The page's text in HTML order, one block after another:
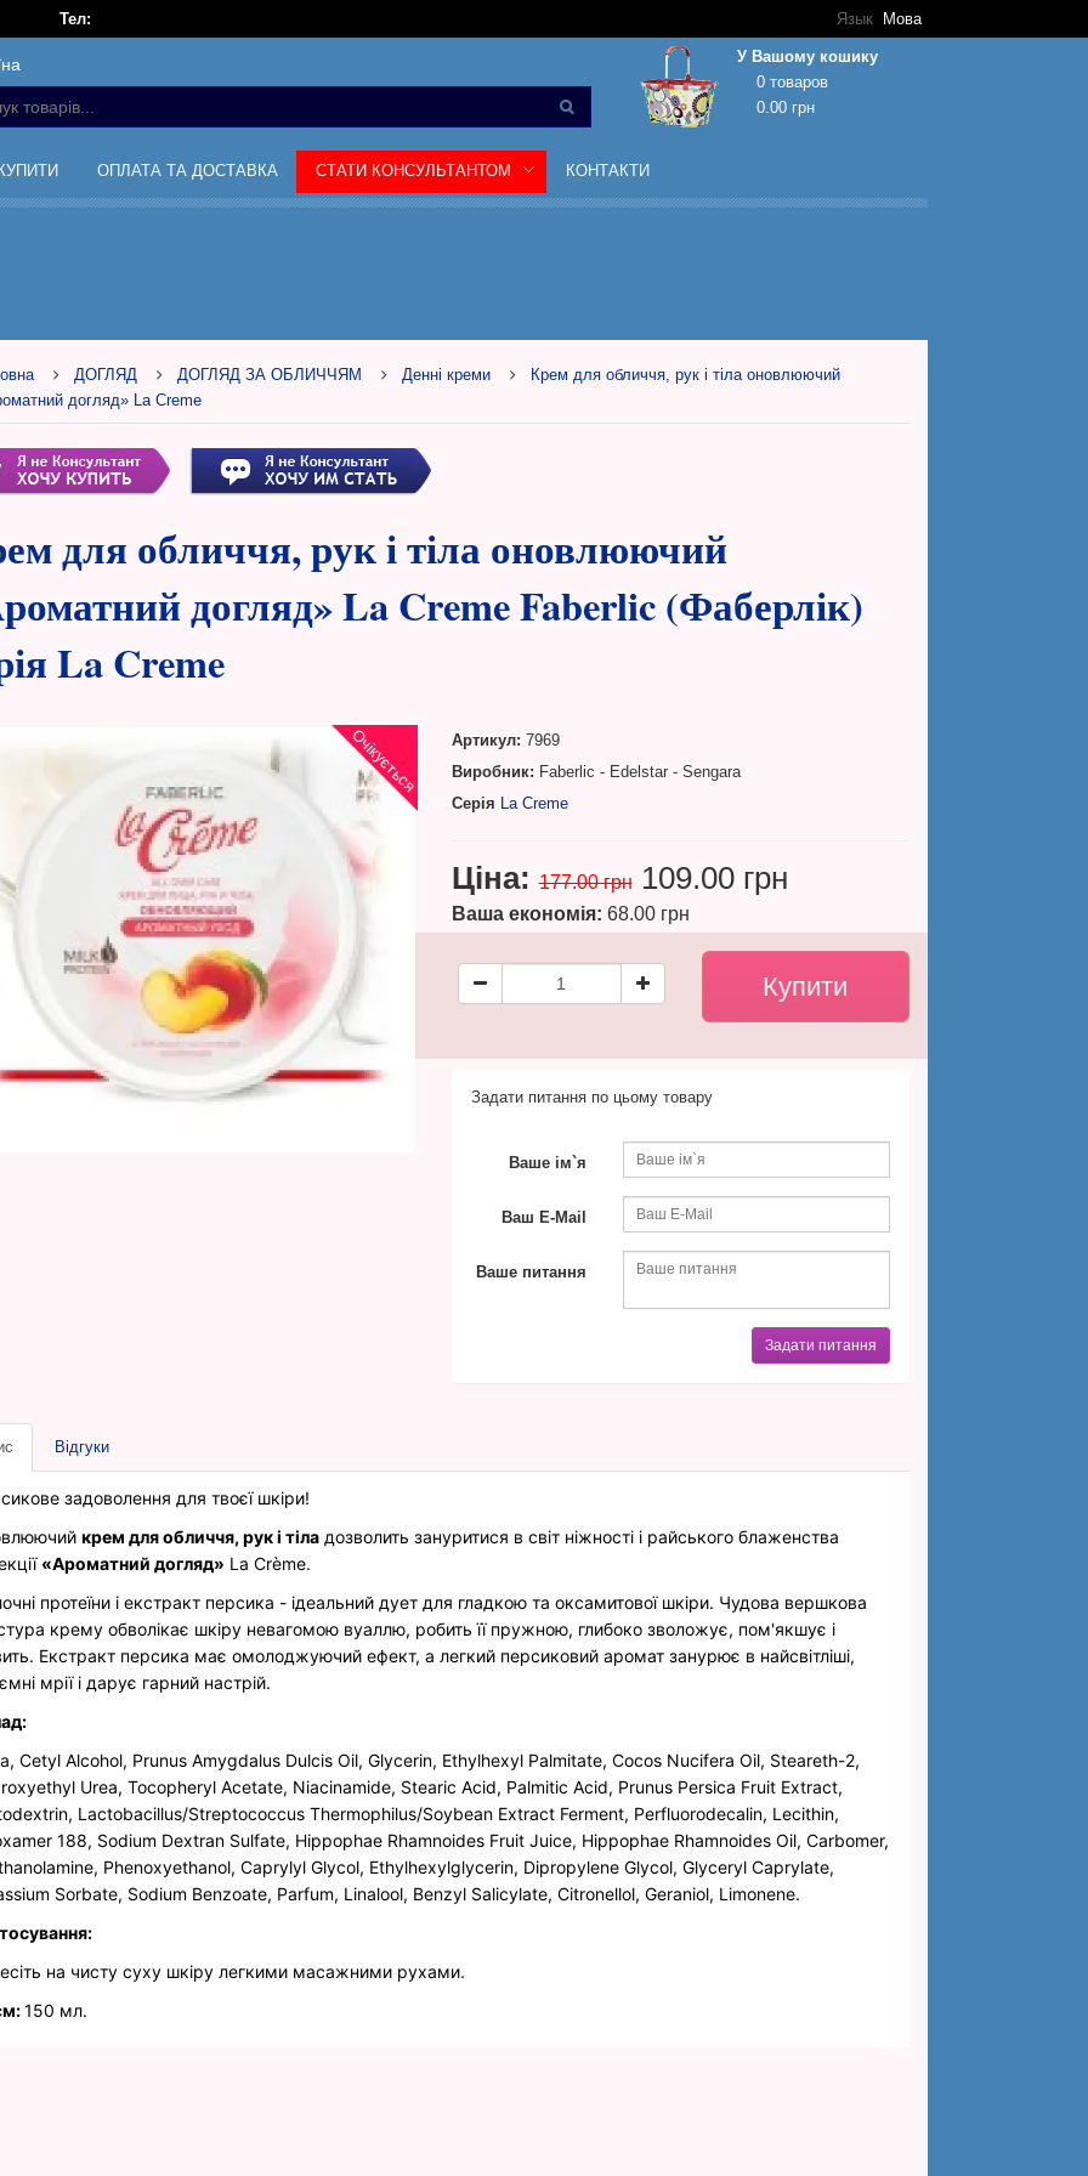
Язык Мова
Тел:
У Вашому кошику
0 товаров
0.00 грн
Кошик покупок порожній!
ОПЛАТА ТА ДОСТАВКА СТАТИ КОНСУЛЬТАНТОМ КОНТАКТИ
ДОГЛЯД ДОГЛЯД ЗА ОБЛИЧЧЯМ Денні креми
Крем для обличчя, рук і тіла оновлюючий
догляд» La Creme
для обличчя, рук і тіла оновлюючий
догляд» La Creme Faberlic (Фаберлік)
La Creme
Очікується Артикул: 7969
Виробник: Faberlic - Edelstar - Sengara
Серія La Creme
Ціна: 177.00 грн 109.00 грн
Ваша економія: 68.00 грн
Задати питання по цьому товару
Ваше ім`я
Ваш E-Mail
Ваше питання
Задати питання
Відгуки
задоволення для твоєї шкіри!
крем для обличчя, рук і тіла дозволить зануритися в світ ніжності і райського блаженства
«Ароматний догляд» La Crème.
протеїни і екстракт персика - ідеальний дует для гладкою та оксамитової шкіри. Чудова вершкова
крему обволікає шкіру невагомою вуаллю, робить її пружною, глибоко зволожує, пом'якшує і
Екстракт персика має омолоджуючий ефект, а легкий персиковий аромат занурює в найсвітліші,
мрії і дарує гарний настрій.
Cetyl Alcohol, Prunus Amygdalus Dulcis Oil, Glycerin, Ethylhexyl Palmitate, Cocos Nucifera Oil, Steareth-2,
Urea, Tocopheryl Acetate, Niacinamide, Stearic Acid, Palmitic Acid, Prunus Persica Fruit Extract,
Lactobacillus/Streptococcus Thermophilus/Soybean Extract Ferment, Perfluorodecalin, Lecithin,
188, Sodium Dextran Sulfate, Hippophae Rhamnoides Fruit Juice, Hippophae Rhamnoides Oil, Carbomer,
Phenoxyethanol, Caprylyl Glycol, Ethylhexylglycerin, Dipropylene Glycol, Glyceryl Caprylate,
Sorbate, Sodium Benzoate, Parfum, Linalool, Benzyl Salicylate, Citronellol, Geraniol, Limonene.
на чисту суху шкіру легкими масажними рухами.
150 мл.